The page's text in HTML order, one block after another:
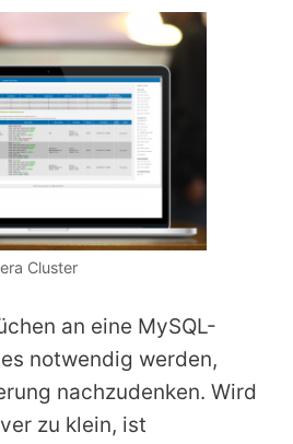
Cluster
an eine MySQL-
notwendig werden,
nachzudenken. Wird
zu klein, ist